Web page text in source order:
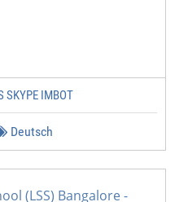
SKYPE IMBOT
Deutsch